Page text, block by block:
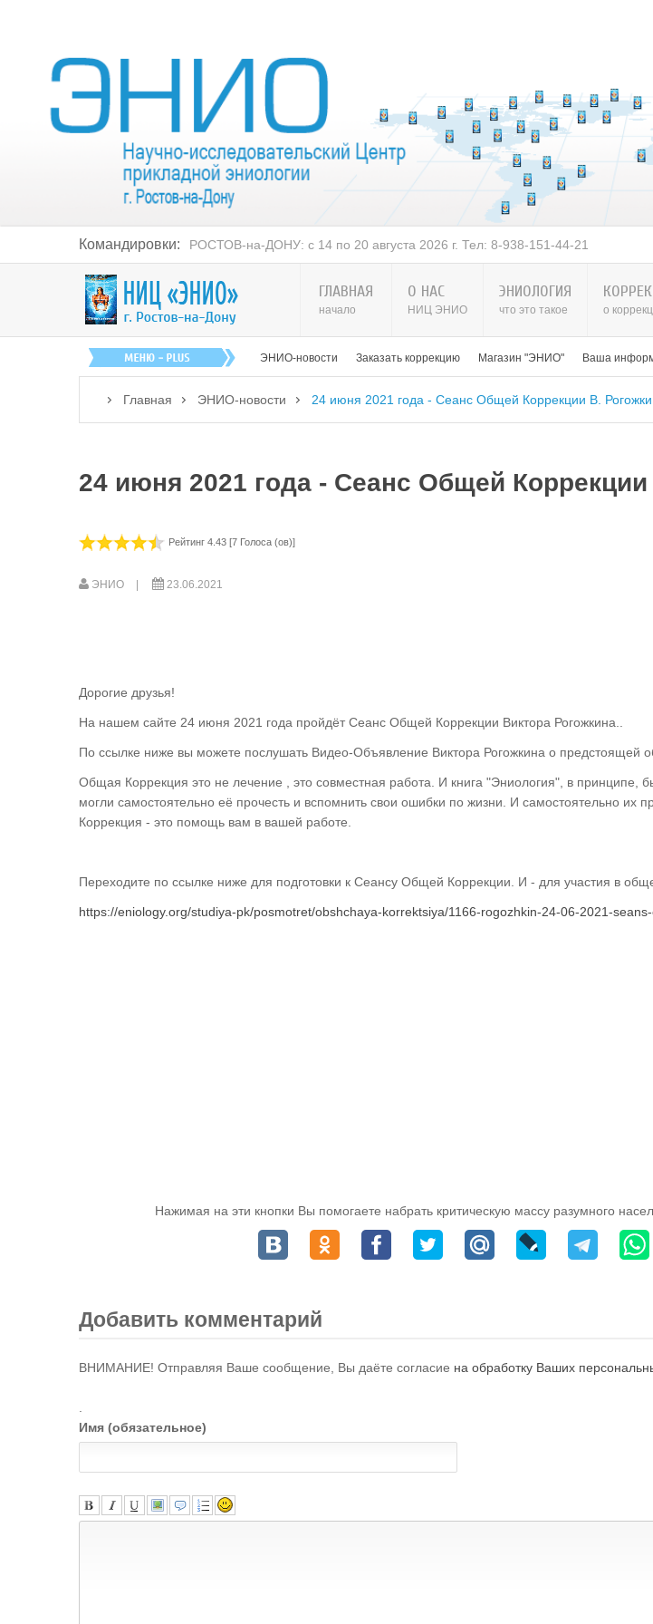
Командировки: РОСТОВ-на-ДОНУ: с 14 по 20 августа 2026 г. Тел: 8-938-151-44-21
ГЛАВНАЯ
начало
О НАС
НИЦ ЭНИО
ЭНИОЛОГИЯ
что это такое о
ЭНИО-новости Заказать коррекцию Магазин "ЭНИО" Ваша
Главная ЭНИО-новости 24 июня 2021 года - Сеанс Общей Коррекции В.
24 июня 2021 года - Сеанс Общей
Рейтинг 4.43 [7 Голоса (ов)]
ЭНИО 23.06.2021
Дорогие друзья!
На нашем сайте 24 июня 2021 года пройдёт Сеанс Общей Коррекции Виктора Рогожкина..
По ссылке ниже вы можете послушать Видео-Объявление Виктора Рогожкина о предстоящей
Общая Коррекция это не лечение , это совместная работа. И книга "Эниология", в принципе,
могли самостоятельно её прочесть и вспомнить свои ошибки по жизни. И самостоятельно их
Коррекция - это помощь вам в вашей работе.
Переходите по ссылке ниже для подготовки к Сеансу Общей Коррекции. И - для участия в
https://eniology.org/studiya-pk/posmotret/obshchaya-korrektsiya/1166-rogozhkin-24-06-2021-
Нажимая на эти кнопки Вы помогаете набрать критическую массу разумного
Добавить комментарий
ВНИМАНИЕ! Отправляя Ваше сообщение, Вы даёте согласие на обработку Ваших
.
Имя (обязательное)